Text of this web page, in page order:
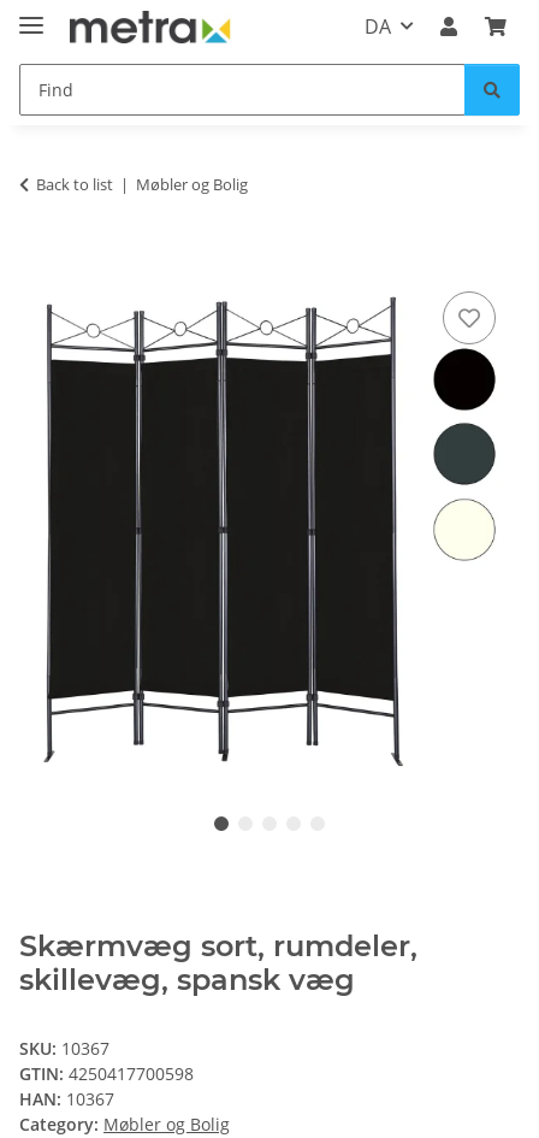
DA
Back to list Møbler og Bolig
Skærmvæg sort, rumdeler,
skillevæg, spansk væg
SKU: 10367
GTIN: 4250417700598
HAN: 10367
Category: Møbler og Bolig